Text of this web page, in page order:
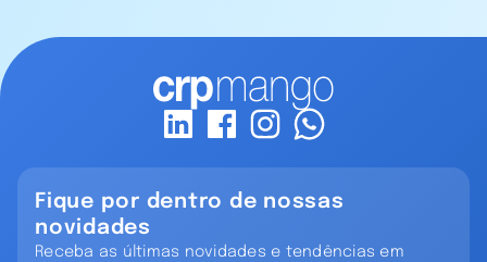
Fique por dentro de nossas
novidades
Receba as últimas novidades e tendências em